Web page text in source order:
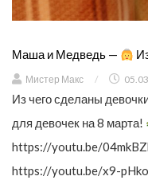
Маша и Медведь —
Мистер Макс /
Из чего сделаны
для девочек на 8 марта!
https://youtu.be/
https://youtu.be/x9-